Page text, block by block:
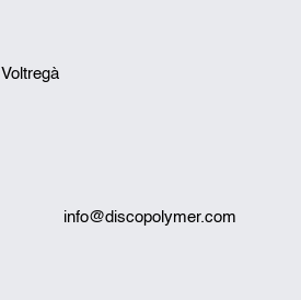
info@discopolymer.com